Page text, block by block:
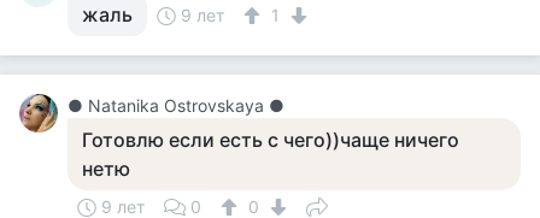
жаль 9 лет 1
● Natanika Ostrovskaya ●
Готовлю если есть с чего))чаще ничего
нетю
9 лет 0 0